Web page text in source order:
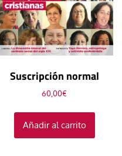
Suscripción normal
60,00€
Añadir al carrito